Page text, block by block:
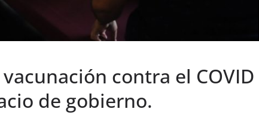
contra el COVID
de gobierno.